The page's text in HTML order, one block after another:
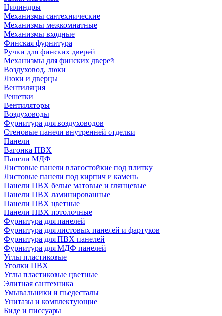
Цилиндры
Механизмы сантехнические
Механизмы межкомнатные
Механизмы входные
Финская фурнитура
Ручки для финских дверей
Механизмы для финских дверей
Воздуховод, люки
Люки и дверцы
Вентиляция
Решетки
Вентиляторы
Воздуховоды
Фурнитура для воздуховодов
Стеновые панели внутренней отделки
Панели
Вагонка ПВХ
Панели МДФ
Листовые панели влагостойкие под плитку
Листовые панели под кирпич и камень
Панели ПВХ белые матовые и глянцевые
Панели ПВХ ламинированные
Панели ПВХ цветные
Панели ПВХ потолочные
Фурнитура для панелей
Фурнитура для листовых панелей и фартуков
Фурнитура для ПВХ панелей
Фурнитура для МДФ панелей
Углы пластиковые
Уголки ПВХ
Углы пластиковые цветные
Элитная сантехника
Умывальники и пьедесталы
Унитазы и комплектующие
Биде и писсуары